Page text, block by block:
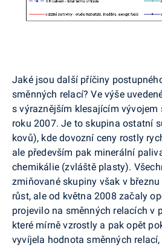
Jaké jsou další příčiny
směnných relací? Ve výše
s výraznějším klesajícím vývojem
roku 2007. Je to skupina ostatní
kovů), kde dovozní ceny rostly
ale především pak minerální
chemikálie (zvláště plasty).
zmiňované skupiny však v
růst, ale od května 2008 začaly
projevilo na směnných relacích v
které mírně vzrostly a pak opět
vyvíjela hodnota směnných